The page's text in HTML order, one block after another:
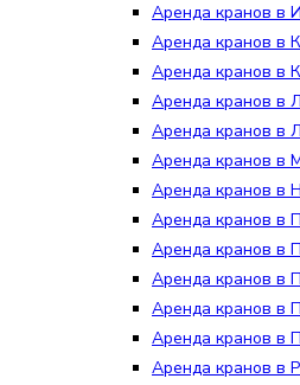
Аренда кранов в
Аренда кранов в
Аренда кранов в
Аренда кранов в
Аренда кранов в
Аренда кранов в
Аренда кранов в
Аренда кранов в
Аренда кранов в
Аренда кранов в
Аренда кранов в
Аренда кранов в
Аренда кранов в